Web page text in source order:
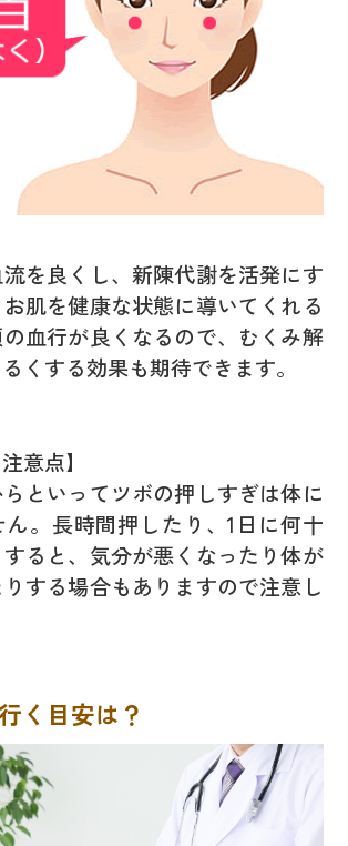
を良くし、新陳代謝を活発にす
肌を健康な状態に導いてくれる
血行が良くなるので、むくみ解
くする効果も期待できます。
意点】
といってツボの押しすぎは体に
ん。長時間押したり、1日に何十
ると、気分が悪くなったり体が
する場合もありますので注意し
く目安は？